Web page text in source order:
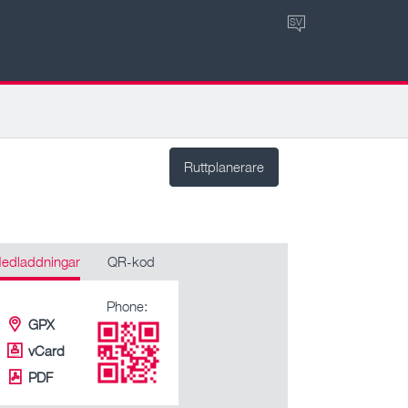
SV
Ruttplanerare
QR-kod
GPX
vCard
PDF
Phone: